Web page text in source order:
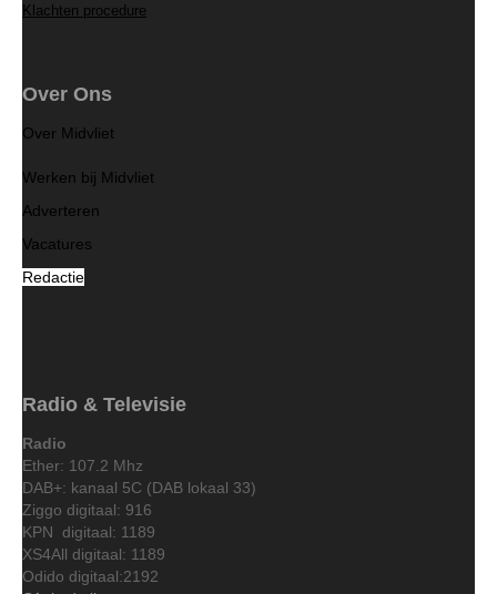
Klachten procedure
Over Ons
Over Midvliet
Werken bij Midvliet
Adverteren
Vacatures
Redactie
Radio & Televisie
Radio
Ether: 107.2 Mhz
DAB+: kanaal 5C (DAB lokaal 33)
Ziggo digitaal: 916
KPN digitaal: 1189
XS4All digitaal: 1189
Odido digitaal:2192